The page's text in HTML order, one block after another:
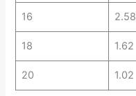
16 2.58
18 1.62
20 1.02